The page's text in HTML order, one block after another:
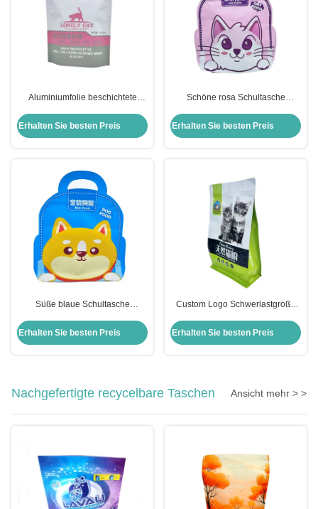
Aluminiumfolie beschichtete
Verpackungstüten mit Ziplock
Erhalten Sie besten Preis
Schöne rosa Schultasche
Lager Tasche Katze-Leckerei
Verpackung mit Reißverschluss
Erhalten Sie besten Preis
Süße blaue Schultasche
Katzenfutter Leckerbissen
Verpackung mit Griff und
Erhalten Sie besten Preis
Custom Logo Schwerlastgroße
Haustierfuttertaschen mit
Reißverschluss für trockene
Erhalten Sie besten Preis
Nachgefertigte recycelbare Taschen Ansicht mehr > >